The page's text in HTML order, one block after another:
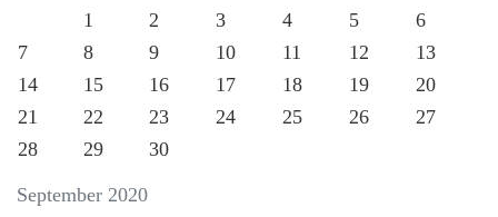
September 2020
1
2 3 4 5
6
7
8 9 10 11 12
13
14
15 16 17 18 19
20
21
22 23 24 25 26
27
28
29 30